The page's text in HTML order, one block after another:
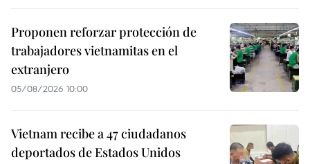
Proponen reforzar protección de
trabajadores vietnamitas en el
extranjero
05/08/2026 10:00
Vietnam recibe a 47 ciudadanos
deportados de Estados Unidos